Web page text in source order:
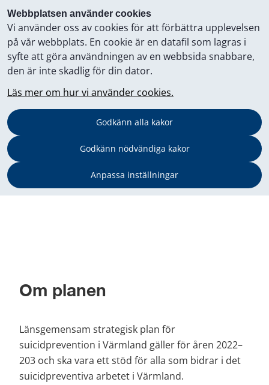
Webbplatsen använder cookies
Vi använder oss av cookies för att förbättra upplevelsen
på vår webbplats. En cookie är en datafil som lagras i
syfte att göra användningen av en webbsida snabbare,
den är inte skadlig för din dator.
Läs mer om hur vi använder cookies.
Godkänn alla kakor
Godkänn nödvändiga kakor
Anpassa inställningar
Om planen
Länsgemensam strategisk plan för
suicidprevention i Värmland gäller för åren 2022–
203 och ska vara ett stöd för alla som bidrar i det
suicidpreventiva arbetet i Värmland.